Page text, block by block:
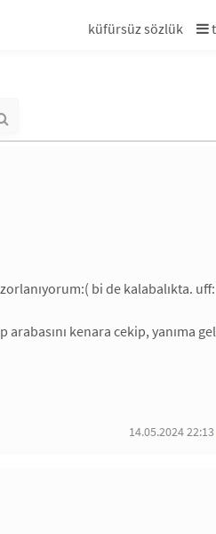
küfürsüz sözlük
bi de kalabalıkta.
kenara cekip, yanıma
14.05.2024 22:13